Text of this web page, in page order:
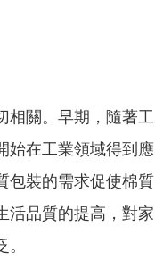
相關。早期，隨著工
始在工業領域得到應
包裝的需求促使棉質
活品質的提高，對家